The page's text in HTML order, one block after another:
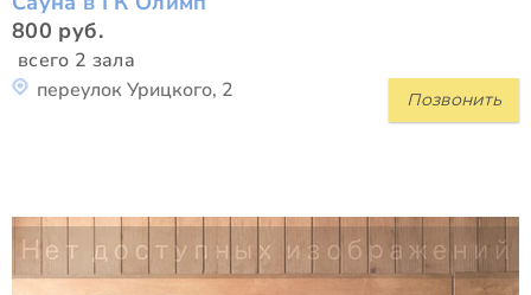
800 руб.
всего 2 зала
Позвонить
переулок Урицкого, 2